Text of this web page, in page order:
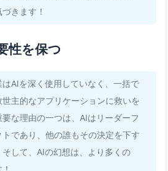
きます！
性を保つ
AIを深く使用していなく、一括で
主的なアプリケーションに救いを
な理由の一つは、AIはリーダーフ
であり、他の誰もその決定を下す
して、AIの幻想は、より多くの